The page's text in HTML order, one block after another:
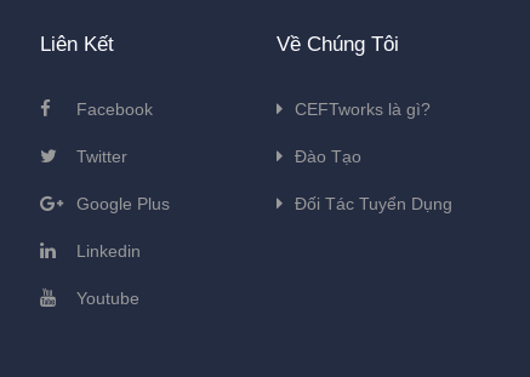
Liên Kết
Facebook
Twitter
Google Plus
Linkedin
Youtube
Về Chúng Tôi
CEFTworks là gì?
Đào Tạo
Đối Tác Tuyển Dụng